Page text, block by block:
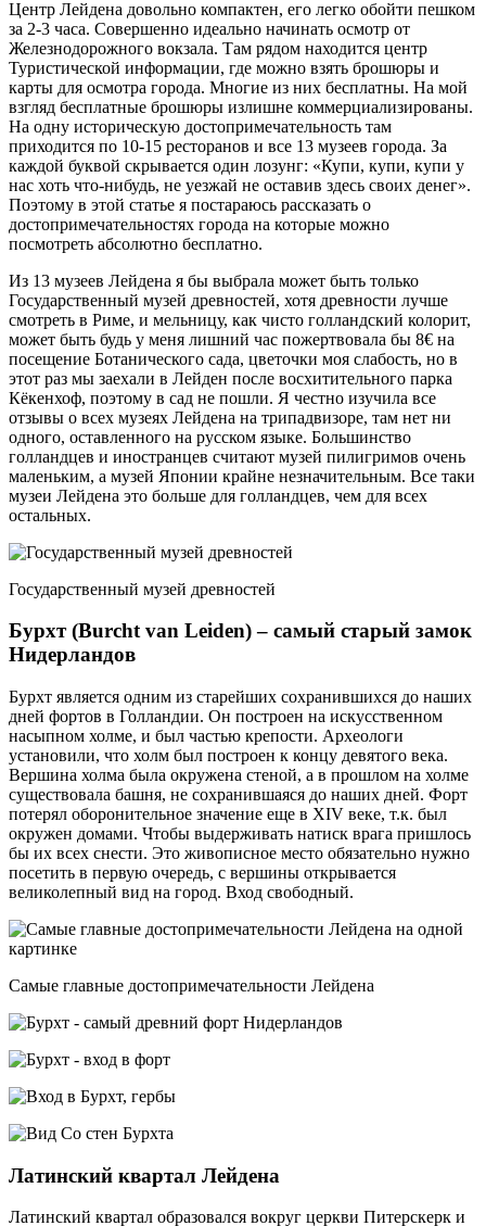
Центр Лейдена довольно компактен, его легко обойти пешком
за 2-3 часа. Совершенно идеально начинать осмотр от
Железнодорожного вокзала. Там рядом находится центр
Туристической информации, где можно взять брошюры и
карты для осмотра города. Многие из них бесплатны. На мой
взгляд бесплатные брошюры излишне коммерциализированы.
На одну историческую достопримечательность там
приходится по 10-15 ресторанов и все 13 музеев города. За
каждой буквой скрывается один лозунг: «Купи, купи, купи у
нас хоть что-нибудь, не уезжай не оставив здесь своих денег».
Поэтому в этой статье я постараюсь рассказать о
достопримечательностях города на которые можно
посмотреть абсолютно бесплатно.
Из 13 музеев Лейдена я бы выбрала может быть только
Государственный музей древностей, хотя древности лучше
смотреть в Риме, и мельницу, как чисто голландский колорит,
может быть будь у меня лишний час пожертвовала бы 8€ на
посещение Ботанического сада, цветочки моя слабость, но в
этот раз мы заехали в Лейден после восхитительного парка
Кёкенхоф, поэтому в сад не пошли. Я честно изучила все
отзывы о всех музеях Лейдена на трипадвизоре, там нет ни
одного, оставленного на русском языке. Большинство
голландцев и иностранцев считают музей пилигримов очень
маленьким, а музей Японии крайне незначительным. Все таки
музеи Лейдена это больше для голландцев, чем для всех
остальных.
Государственный музей древностей
Бурхт (Burcht van Leiden) – самый старый замок
Нидерландов
Бурхт является одним из старейших сохранившихся до наших
дней фортов в Голландии. Он построен на искусственном
насыпном холме, и был частью крепости. Археологи
установили, что холм был построен к концу девятого века.
Вершина холма была окружена стеной, а в прошлом на холме
существовала башня, не сохранившаяся до наших дней. Форт
потерял оборонительное значение еще в XIV веке, т.к. был
окружен домами. Чтобы выдерживать натиск врага пришлось
бы их всех снести. Это живописное место обязательно нужно
посетить в первую очередь, с вершины открывается
великолепный вид на город. Вход свободный.
Самые главные достопримечательности Лейдена
Латинский квартал Лейдена
Латинский квартал образовался вокруг церкви Питерскерк и